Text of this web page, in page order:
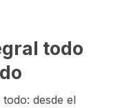
todo
desde el